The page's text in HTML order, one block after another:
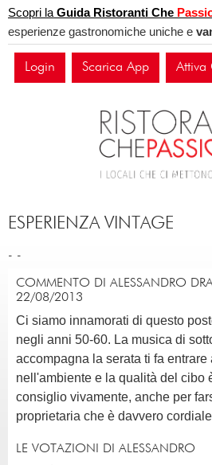
Scopri la Guida Ristoranti Che
esperienze gastronomiche uniche e
Login Scarica App Attiva
ESPERIENZA VINTAGE
- -
COMMENTO DI ALESSANDRO
22/08/2013
Ci siamo innamorati di questo
negli anni 50-60. La musica di
accompagna la serata ti fa entrare
nell'ambiente e la qualità del cibo
consiglio vivamente, anche per
proprietaria che è davvero
LE VOTAZIONI DI ALESSANDRO